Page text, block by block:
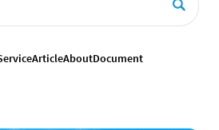
ArticleAboutDocument